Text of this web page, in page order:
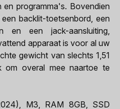
programma's. Bovendien
backlit-toetsenbord, een
en een jack-aansluiting,
apparaat is voor al uw
gewicht van slechts 1,51
om overal mee naartoe te
M3, RAM 8GB, SSD